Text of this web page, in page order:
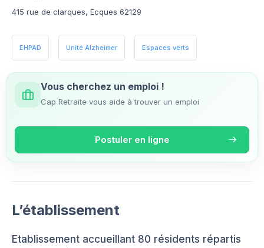
415 rue de clarques, Ecques 62129
EHPAD Unité Alzheimer Espaces verts
Vous cherchez un emploi !
Cap Retraite vous aide à trouver un emploi
Postuler en ligne
L’établissement
Etablissement accueillant 80 résidents répartis